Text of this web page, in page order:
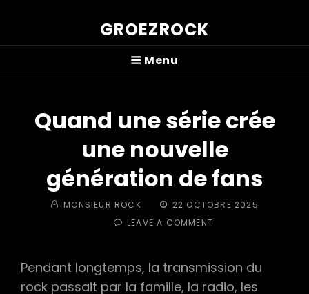
GROEZROCK
Menu
Quand une série crée
une nouvelle
génération de fans
BY MONSIEUR ROCK
POSTED
ON
22 OCTOBRE 2025
LEAVE A COMMENT
SÉRIE
CRÉE
UNE
Pendant longtemps, la transmission du
rock passait par la famille, la radio, les